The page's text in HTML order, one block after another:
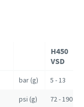
H450
VSD
bar (g) 5 - 13
psi (g) 72 - 190